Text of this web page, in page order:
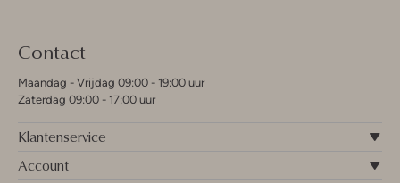
Contact
Maandag - Vrijdag 09:00 - 19:00 uur
Zaterdag 09:00 - 17:00 uur
Klantenservice
Account